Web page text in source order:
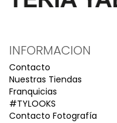
INFORMACION
Contacto
Nuestras Tiendas
Franquicias
#TYLOOKS
Contacto Fotografía